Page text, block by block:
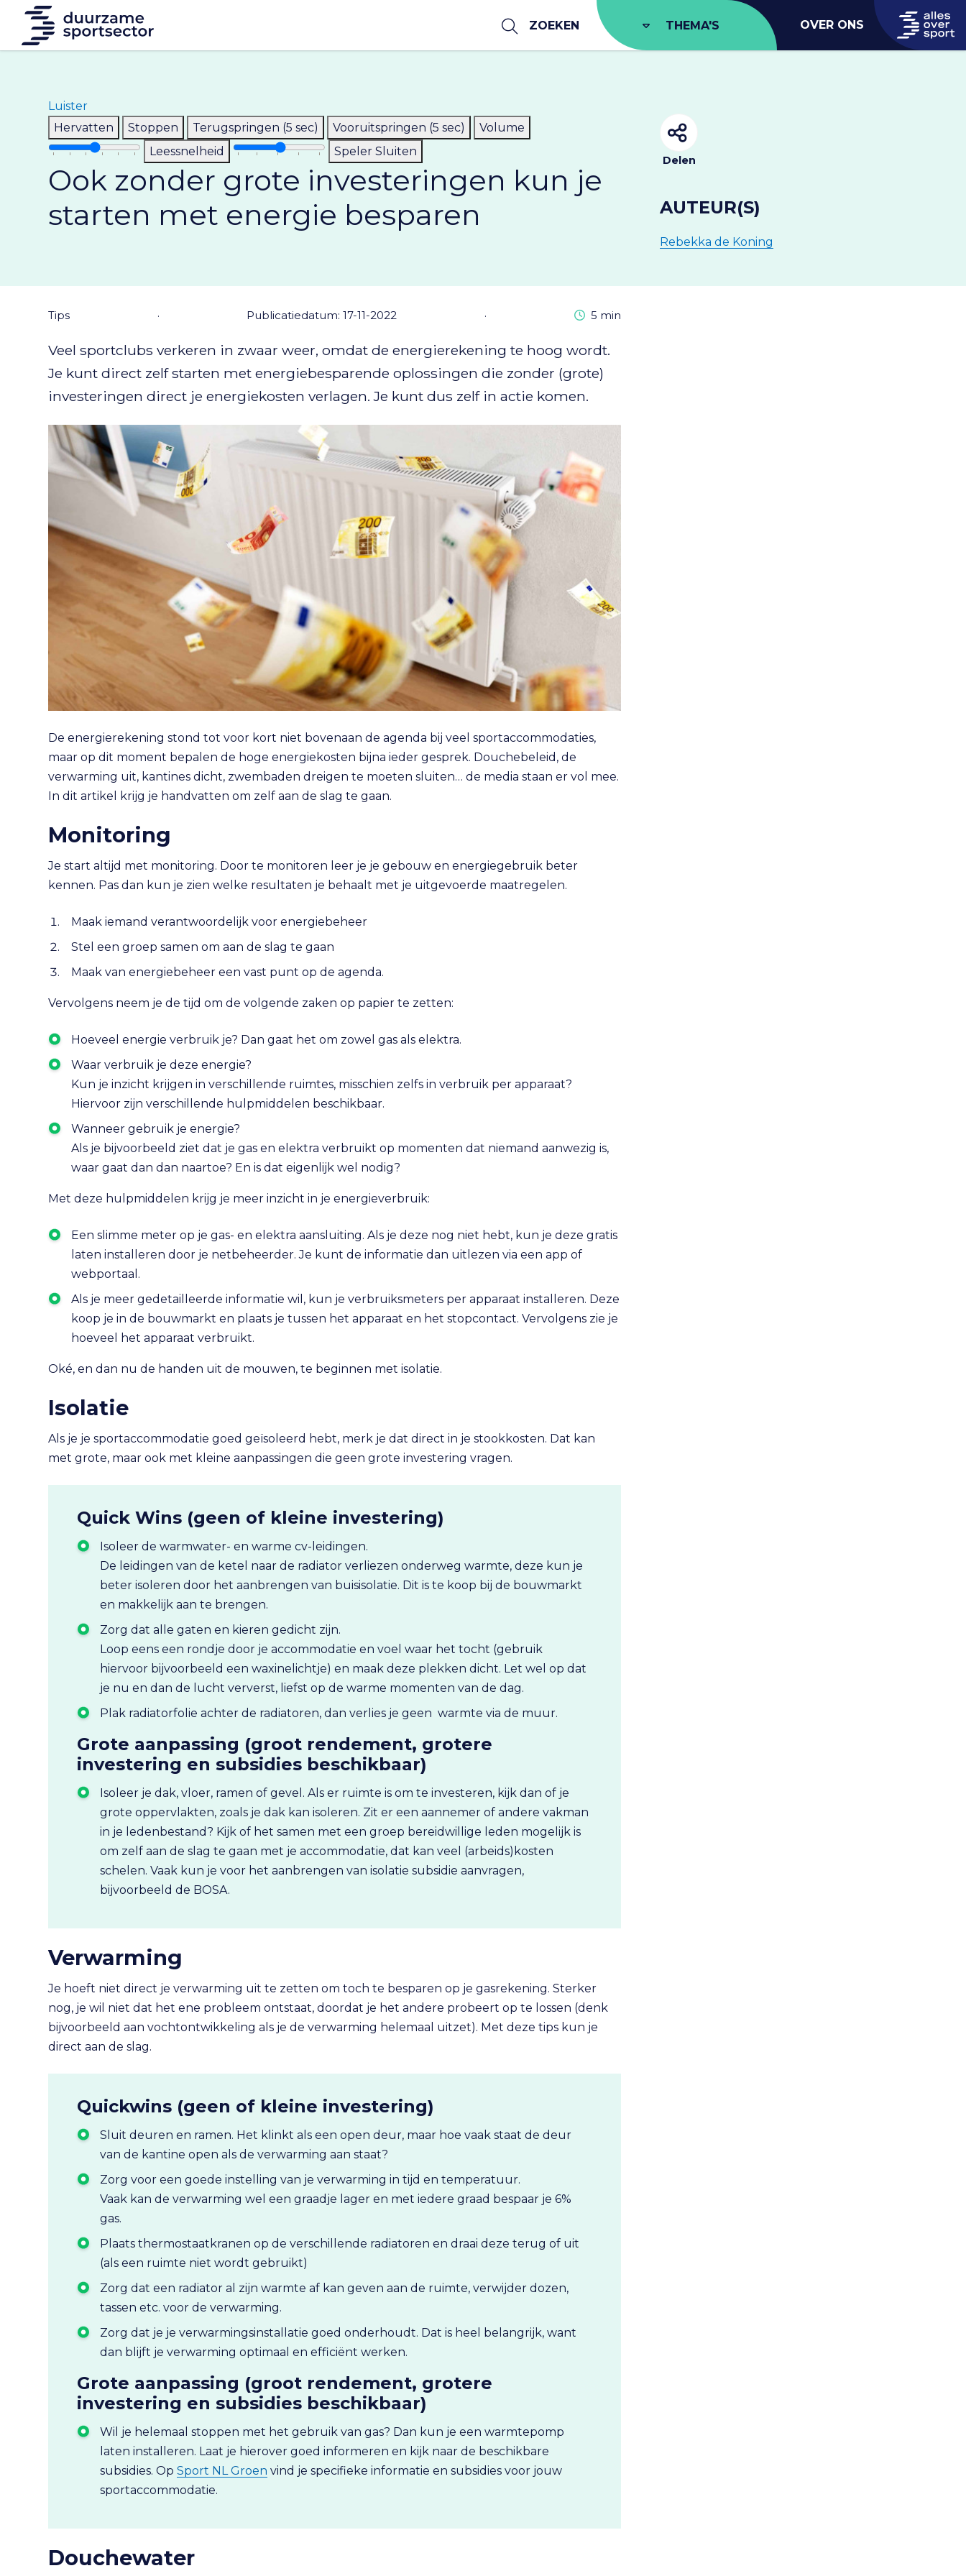
ZOEKEN THEMA'S OVER ONS
Luister
Hervatten
Stoppen Terugspringen (5 sec) Vooruitspringen (5 sec)
Volume
Leessnelheid
Speler Sluiten
Ook zonder grote investeringen kun je
starten met energie besparen
Delen
AUTEUR(S)
Rebekka de Koning
tips · Publicatiedatum: 17-11-2022 · Leestijd
5 min
Veel sportclubs verkeren in zwaar weer, omdat de energierekening te hoog wordt.
Je kunt direct zelf starten met energiebesparende oplossingen die zonder (grote)
investeringen direct je energiekosten verlagen. Je kunt dus zelf in actie komen.
De energierekening stond tot voor kort niet bovenaan de agenda bij veel sportaccommodaties,
maar op dit moment bepalen de hoge energiekosten bijna ieder gesprek. Douchebeleid, de
verwarming uit, kantines dicht, zwembaden dreigen te moeten sluiten… de media staan er vol mee.
In dit artikel krijg je handvatten om zelf aan de slag te gaan.
Monitoring
Je start altijd met monitoring. Door te monitoren leer je je gebouw en energiegebruik beter
kennen. Pas dan kun je zien welke resultaten je behaalt met je uitgevoerde maatregelen.
Maak iemand verantwoordelijk voor energiebeheer
Stel een groep samen om aan de slag te gaan
Maak van energiebeheer een vast punt op de agenda.
Vervolgens neem je de tijd om de volgende zaken op papier te zetten:
Hoeveel energie verbruik je? Dan gaat het om zowel gas als elektra.
Waar verbruik je deze energie?
Kun je inzicht krijgen in verschillende ruimtes, misschien zelfs in verbruik per apparaat?
Hiervoor zijn verschillende hulpmiddelen beschikbaar.
Wanneer gebruik je energie?
Als je bijvoorbeeld ziet dat je gas en elektra verbruikt op momenten dat niemand aanwezig is,
waar gaat dan dan naartoe? En is dat eigenlijk wel nodig?
Met deze hulpmiddelen krijg je meer inzicht in je energieverbruik:
Een slimme meter op je gas- en elektra aansluiting. Als je deze nog niet hebt, kun je deze gratis
laten installeren door je netbeheerder. Je kunt de informatie dan uitlezen via een app of
webportaal.
Als je meer gedetailleerde informatie wil, kun je verbruiksmeters per apparaat installeren. Deze
koop je in de bouwmarkt en plaats je tussen het apparaat en het stopcontact. Vervolgens zie je
hoeveel het apparaat verbruikt.
Oké, en dan nu de handen uit de mouwen, te beginnen met isolatie.
Isolatie
Als je je sportaccommodatie goed geïsoleerd hebt, merk je dat direct in je stookkosten. Dat kan
met grote, maar ook met kleine aanpassingen die geen grote investering vragen.
Quick Wins (geen of kleine investering)
Isoleer de warmwater- en warme cv-leidingen.
De leidingen van de ketel naar de radiator verliezen onderweg warmte, deze kun je
beter isoleren door het aanbrengen van buisisolatie. Dit is te koop bij de bouwmarkt
en makkelijk aan te brengen.
Zorg dat alle gaten en kieren gedicht zijn.
Loop eens een rondje door je accommodatie en voel waar het tocht (gebruik
hiervoor bijvoorbeeld een waxinelichtje) en maak deze plekken dicht. Let wel op dat
je nu en dan de lucht ververst, liefst op de warme momenten van de dag.
Plak radiatorfolie achter de radiatoren, dan verlies je geen warmte via de muur.
Grote aanpassing (groot rendement, grotere
investering en subsidies beschikbaar)
Isoleer je dak, vloer, ramen of gevel. Als er ruimte is om te investeren, kijk dan of je
grote oppervlakten, zoals je dak kan isoleren. Zit er een aannemer of andere vakman
in je ledenbestand? Kijk of het samen met een groep bereidwillige leden mogelijk is
om zelf aan de slag te gaan met je accommodatie, dat kan veel (arbeids)kosten
schelen. Vaak kun je voor het aanbrengen van isolatie subsidie aanvragen,
bijvoorbeeld de BOSA.
Verwarming
Je hoeft niet direct je verwarming uit te zetten om toch te besparen op je gasrekening. Sterker
nog, je wil niet dat het ene probleem ontstaat, doordat je het andere probeert op te lossen (denk
bijvoorbeeld aan vochtontwikkeling als je de verwarming helemaal uitzet). Met deze tips kun je
direct aan de slag.
Quickwins (geen of kleine investering)
Sluit deuren en ramen. Het klinkt als een open deur, maar hoe vaak staat de deur
van de kantine open als de verwarming aan staat?
Zorg voor een goede instelling van je verwarming in tijd en temperatuur.
Vaak kan de verwarming wel een graadje lager en met iedere graad bespaar je 6%
gas.
Plaats thermostaatkranen op de verschillende radiatoren en draai deze terug of uit
(als een ruimte niet wordt gebruikt)
Zorg dat een radiator al zijn warmte af kan geven aan de ruimte, verwijder dozen,
tassen etc. voor de verwarming.
Zorg dat je je verwarmingsinstallatie goed onderhoudt. Dat is heel belangrijk, want
dan blijft je verwarming optimaal en efficiënt werken.
Grote aanpassing (groot rendement, grotere
investering en subsidies beschikbaar)
Wil je helemaal stoppen met het gebruik van gas? Dan kun je een warmtepomp
laten installeren. Laat je hierover goed informeren en kijk naar de beschikbare
subsidies. Op Sport NL Groen vind je specifieke informatie en subsidies voor jouw
sportaccommodatie.
Douchewater